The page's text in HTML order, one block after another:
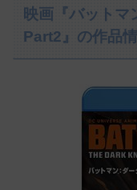
映画『バットマ
Part2』の作品